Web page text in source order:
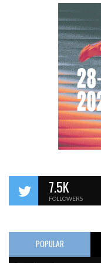
7.5K
FOLLOWERS
POPULAR